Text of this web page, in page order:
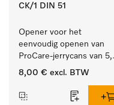
CK/1 DIN 51
Opener voor het
eenvoudig openen van
ProCare-jerrycans van 5,
10 en 20 l.
8,00 € excl. BTW